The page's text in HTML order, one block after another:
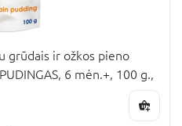
grūdais ir ožkos pieno
6 mėn.+, 100 g.,